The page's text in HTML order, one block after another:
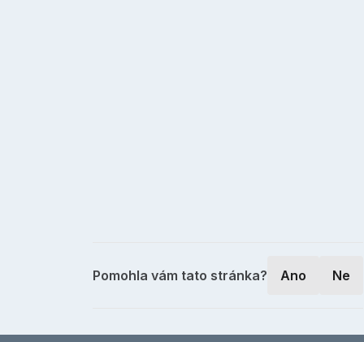
Pomohla vám tato stránka? Ano Ne